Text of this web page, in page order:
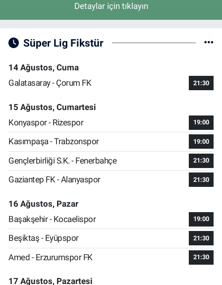
Detaylar için tıklayın
Süper Lig Fikstür
14 Ağustos, Cuma
Galatasaray - Çorum FK
21:30
15 Ağustos, Cumartesi
Konyaspor - Rizespor
19:00
Kasımpaşa - Trabzonspor 19:00
Gençlerbirliği S.K. - Fenerbahçe 21:30
Gaziantep FK - Alanyaspor 21:30
16 Ağustos, Pazar
Başakşehir - Kocaelispor
19:00
Beşiktaş - Eyüpspor 21:30
Amed - Erzurumspor FK 21:30
17 Ağustos, Pazartesi